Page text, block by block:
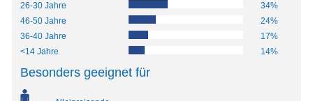
26-30 Jahre
34%
46-50 Jahre
24%
36-40 Jahre
17%
<14 Jahre
14%
Besonders geeignet für